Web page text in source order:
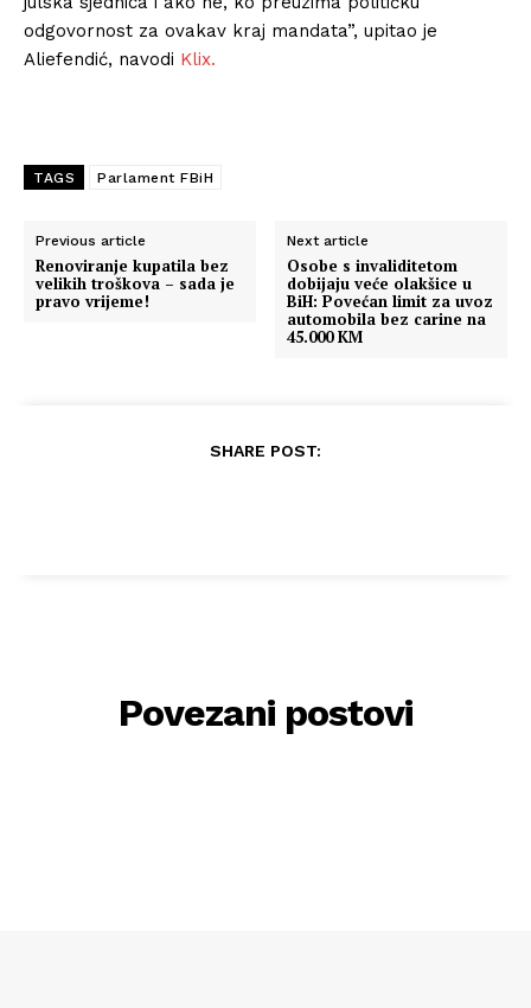
odgovornost za ovakav kraj mandata”, upitao je
Aliefendić, navodi Klix.
TAGS Parlament FBiH
Previous article
Renoviranje kupatila bez
velikih troškova – sada je
pravo vrijeme!
Next article
Osobe s invaliditetom
dobijaju veće olakšice u
BiH: Povećan limit za uvoz
automobila bez carine na
45.000 KM
SHARE POST:
Povezani postovi